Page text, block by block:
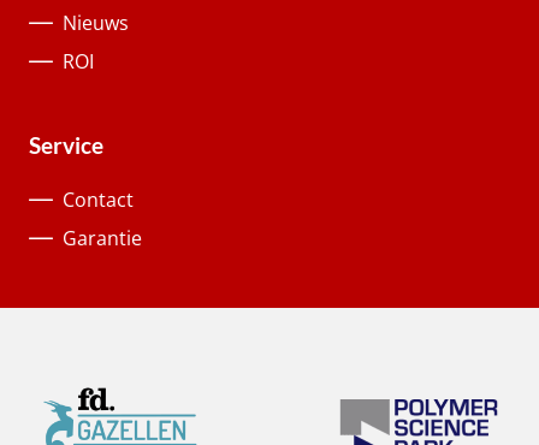
Nieuws
ROI
Service
Contact
Garantie